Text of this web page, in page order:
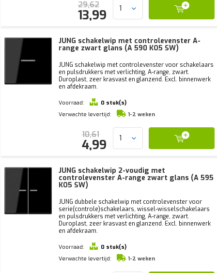
29,62
13,99
JUNG schakelwip met controlevenster A-
range zwart glans (A 590 KO5 SW)
JUNG schakelwip met controlevenster voor schakelaars
en pulsdrukkers met verlichting, A-range, zwart.
Duroplast, zeer krasvast en glanzend. Excl. binnenwerk
en afdekraam.
Voorraad:
0 stuk(s)
Verwachte levertijd:
1-2 weken
10,61
4,99
JUNG schakelwip 2-voudig met
controlevenster A-range zwart glans (A 595
KO5 SW)
JUNG dubbele schakelwip met controlevenster voor
serie(controle)schakelaars, wissel-wisselschakelaars
en pulsdrukkers met verlichting, A-range, zwart.
Duroplast, zeer krasvast en glanzend. Excl. binnenwerk
en afdekraam.
Voorraad:
0 stuk(s)
Verwachte levertijd:
1-2 weken